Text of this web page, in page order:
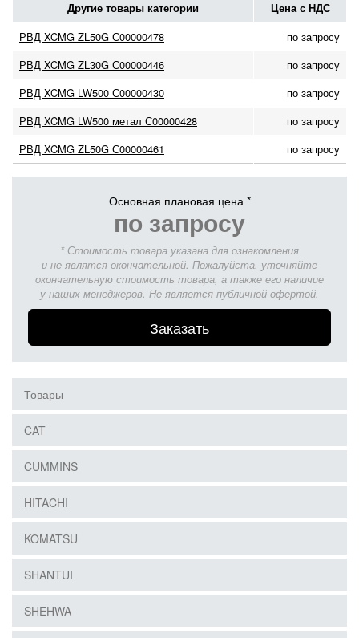
Другие товары категории Цена с НДС
РВД XCMG ZL50G С00000478
по запросу
РВД XCMG ZL30G С00000446
по запросу
РВД XCMG LW500 С00000430
по запросу
РВД XCMG LW500 метал С00000428
по запросу
РВД XCMG ZL50G С00000461
по запросу
Основная плановая цена *
по запросу
* Стоимость товара указана для ознакомления
и не являтся окончательной. Пожалуйста, уточняйте
окончательную стоимость товара, а также его наличие
у наших менеджеров. Не является публичной офертой.
Заказать
Товары
CAT
CUMMINS
HITACHI
KOMATSU
SHANTUI
SHEHWA